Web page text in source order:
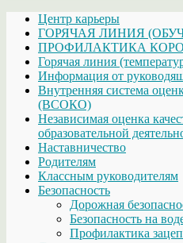
Центр карьеры
ГОРЯЧАЯ ЛИНИЯ
ПРОФИЛАКТИКА
Горячая линия
Информация от
Внутренняя система
(ВСОКО)
Независимая оценка
образовательной
Наставничество
Родителям
Классным руководителям
Безопасность
Дорожная
Безопасность на
Профилактика